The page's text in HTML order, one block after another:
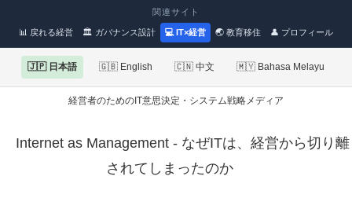
関連サイト
📊 戻れる経営 🏛 ガバナンス設計 💻 IT×経営 🌏 教育移住 👤 プロフィール
🇯🇵 日本語 🇬🇧 English 🇨🇳 中文 🇲🇾 Bahasa Melayu
経営者のためのIT意思決定・システム戦略メディア
Internet as Management - なぜITは、経営から切り離
されてしまったのか